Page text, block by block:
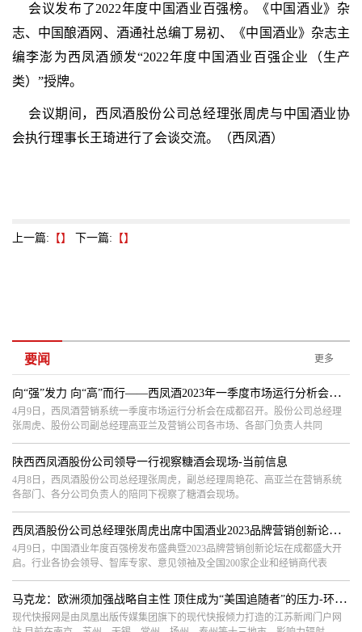
会议发布了2022年度中国酒业百强榜。《中国酒业》杂
志、中国酿酒网、酒通社总编丁易初、《中国酒业》杂志主
编李澎为西凤酒颁发“2022年度中国酒业百强企业（生产
类）”授牌。
会议期间，西凤酒股份公司总经理张周虎与中国酒业协
会执行理事长王琦进行了会谈交流。（西凤酒）
上一篇: 【】 下一篇: 【】
要闻 更多
向“强”发力 向“高”而行——西凤酒2023年一季度市场运行分析会召开-天天视讯
4月9日，西凤酒营销系统一季度市场运行分析会在成都召开。股份公司总经理
张周虎、股份公司副总经理高亚兰及营销公司各市场、各部门负责人共同
陕西西凤酒股份公司领导一行视察糖酒会现场-当前信息
4月8日，西凤酒股份公司总经理张周虎，副总经理周艳花、高亚兰在营销系统
各部门、各分公司负责人的陪同下视察了糖酒会现场。
西凤酒股份公司总经理张周虎出席中国酒业2023品牌营销创新论坛-看热讯
4月9日，中国酒业年度百强榜发布盛典暨2023品牌营销创新论坛在成都盛大开
启。行业各协会领导、智库专家、意见领袖及全国200家企业和经销商代表
马克龙：欧洲须加强战略自主性 顶住成为“美国追随者”的压力-环球新要闻
现代快报网是由凤凰出版传媒集团旗下的现代快报倾力打造的江苏新闻门户网